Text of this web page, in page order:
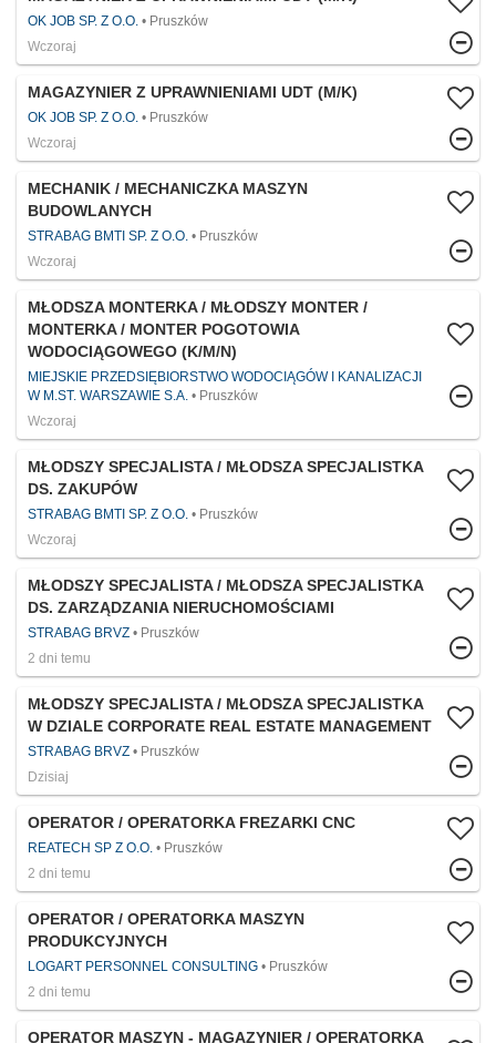
OK JOB SP. Z O.O.
Pruszków
Wczoraj
MAGAZYNIER Z UPRAWNIENIAMI UDT (M/K)
OK JOB SP. Z O.O.
Pruszków
Wczoraj
MECHANIK / MECHANICZKA MASZYN
BUDOWLANYCH
STRABAG BMTI SP. Z O.O.
Pruszków
Wczoraj
MŁODSZA MONTERKA / MŁODSZY MONTER /
MONTERKA / MONTER POGOTOWIA
WODOCIĄGOWEGO (K/M/N)
MIEJSKIE PRZEDSIĘBIORSTWO WODOCIĄGÓW I KANALIZACJI
W M.ST. WARSZAWIE S.A.
Pruszków
Wczoraj
MŁODSZY SPECJALISTA / MŁODSZA SPECJALISTKA
DS. ZAKUPÓW
STRABAG BMTI SP. Z O.O.
Pruszków
Wczoraj
MŁODSZY SPECJALISTA / MŁODSZA SPECJALISTKA
DS. ZARZĄDZANIA NIERUCHOMOŚCIAMI
STRABAG BRVZ
Pruszków
2 dni temu
MŁODSZY SPECJALISTA / MŁODSZA SPECJALISTKA
W DZIALE CORPORATE REAL ESTATE MANAGEMENT
STRABAG BRVZ
Pruszków
Dzisiaj
OPERATOR / OPERATORKA FREZARKI CNC
REATECH SP Z O.O.
Pruszków
2 dni temu
OPERATOR / OPERATORKA MASZYN
PRODUKCYJNYCH
LOGART PERSONNEL CONSULTING
Pruszków
2 dni temu
OPERATOR MASZYN - MAGAZYNIER / OPERATORKA